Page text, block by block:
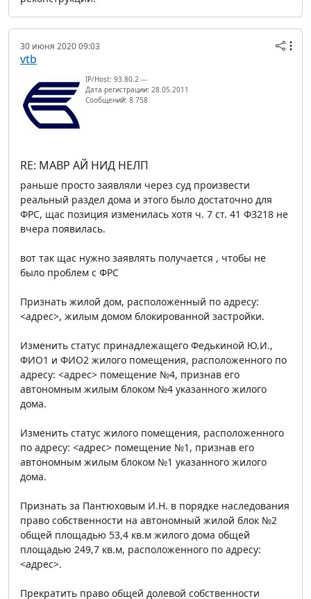
30 июня 2020 09:03
vtb
IP/Host: 93.80.2.---
Дата регистрации: 28.05.2011
Сообщений: 8 758
RE: МАВР АЙ НИД НЕЛП
раньше просто заявляли через суд произвести
реальный раздел дома и этого было достаточно для
ФРС, щас позиция изменилась хотя ч. 7 ст. 41 ФЗ218 не
вчера появилась.
вот так щас нужно заявлять получается , чтобы не
было проблем с ФРС
Признать жилой дом, расположенный по адресу:
<адрес>, жилым домом блокированной застройки.
Изменить статус принадлежащего Федькиной Ю.И.,
ФИО1 и ФИО2 жилого помещения, расположенного по
адресу: <адрес> помещение №4, признав его
автономным жилым блоком №4 указанного жилого
дома.
Изменить статус жилого помещения, расположенного
по адресу: <адрес> помещение №1, признав его
автономным жилым блоком №1 указанного жилого
дома.
Признать за Пантюховым И.Н. в порядке наследования
право собственности на автономный жилой блок №2
общей площадью 53,4 кв.м жилого дома общей
площадью 249,7 кв.м, расположенного по адресу:
<адрес>.
Прекратить право общей долевой собственности